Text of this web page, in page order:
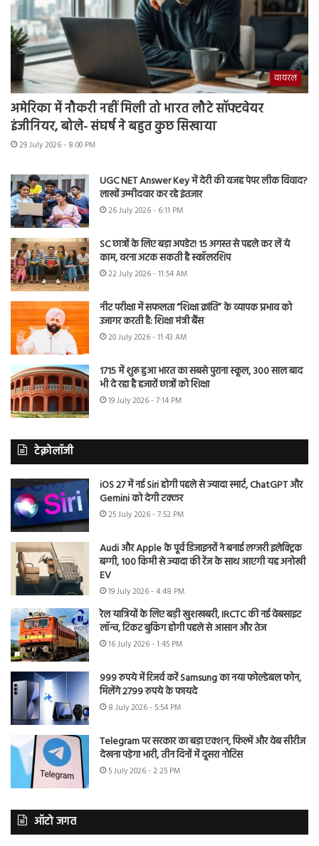
वायरल
अमेरिका में नौकरी नहीं मिली तो भारत लौटे सॉफ्टवेयर
इंजीनियर, बोले- संघर्ष ने बहुत कुछ सिखाया
29 July 2026 - 8:00 PM
UGC NET Answer Key में देरी की वजह पेपर लीक विवाद?
लाखों उम्मीदवार कर रहे इंतजार
26 July 2026 - 6:11 PM
SC छात्रों के लिए बड़ा अपडेट! 15 अगस्त से पहले कर लें ये
काम, वरना अटक सकती है स्कॉलरशिप
22 July 2026 - 11:54 AM
नीट परीक्षा में सफलता “शिक्षा क्रांति” के व्यापक प्रभाव को
उजागर करती है: शिक्षा मंत्री बैंस
20 July 2026 - 11:43 AM
1715 में शुरू हुआ भारत का सबसे पुराना स्कूल, 300 साल बाद
भी दे रहा है हजारों छात्रों को शिक्षा
19 July 2026 - 7:14 PM
टेक्नोलॉजी
iOS 27 में नई Siri होगी पहले से ज्यादा स्मार्ट, ChatGPT और
Gemini को देगी टक्कर
25 July 2026 - 7:52 PM
Audi और Apple के पूर्व डिजाइनरों ने बनाई लग्जरी इलेक्ट्रिक
बग्गी, 100 किमी से ज्यादा की रेंज के साथ आएगी यह अनोखी
EV
19 July 2026 - 4:48 PM
रेल यात्रियों के लिए बड़ी खुशखबरी, IRCTC की नई वेबसाइट
लॉन्च, टिकट बुकिंग होगी पहले से आसान और तेज
16 July 2026 - 1:45 PM
999 रुपये में रिजर्व करें Samsung का नया फोल्डेबल फोन,
मिलेंगे 2799 रुपये के फायदे
8 July 2026 - 5:54 PM
Telegram पर सरकार का बड़ा एक्शन, फिल्में और वेब सीरीज
देखना पड़ेगा भारी, तीन दिनों में दूसरा नोटिस
5 July 2026 - 2:25 PM
ऑटो जगत